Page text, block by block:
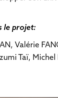
le projet:
Valérie
Taï, Michel